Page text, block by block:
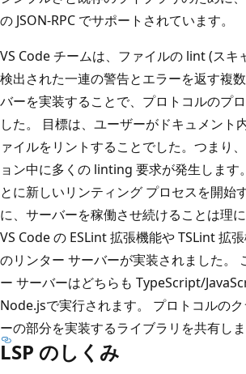
の JSON-RPC でサポートされています。
VS Code チームは、ファイルの lint (スキ
検出された一連の警告とエラーを返す複
バーを実装することで、プロトコルのプ
した。 目標は、ユーザーがドキュメント
ァイルをリントすることでした。つまり
ョン中に多くの linting 要求が発生します
とに新しいリンティング プロセスを開始
に、サーバーを稼働させ続けることは理に
VS Code の ESLint 拡張機能や TSLint 拡
のリンター サーバーが実装されました。
ー サーバーはどちらも TypeScript/
Node.jsで実行されます。 プロトコルの
ーの部分を実装するライブラリを共有しま
LSP のしくみ